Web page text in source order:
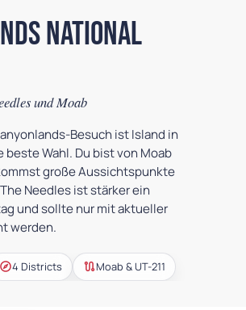
National
und Moab
Besuch ist Island in
beste Wahl. Du bist von Moab
große Aussichtspunkte
Needles ist stärker ein
und sollte nur mit aktueller
werden.
explore4 Districts routeMoab & UT-211